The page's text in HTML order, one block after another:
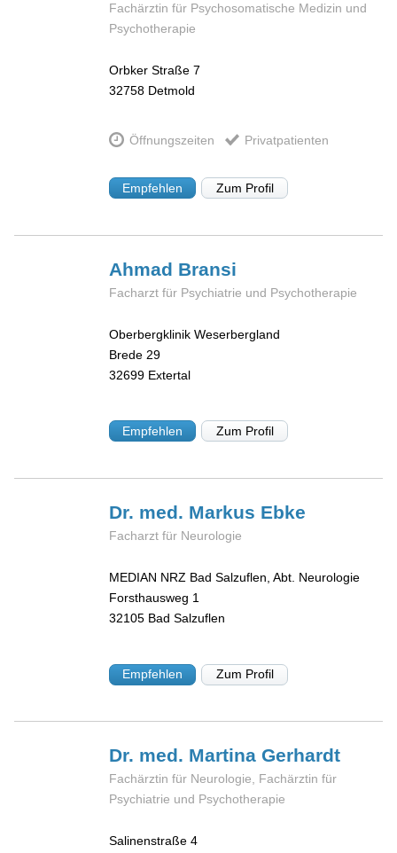
Fachärztin für Psychosomatische Medizin und
Psychotherapie
Orbker Straße 7
32758 Detmold
Öffnungszeiten Privatpatienten
Empfehlen Zum Profil
Ahmad Bransi
Facharzt für Psychiatrie und Psychotherapie
Oberbergklinik Weserbergland
Brede 29
32699 Extertal
Empfehlen Zum Profil
Dr. med. Markus Ebke
Facharzt für Neurologie
MEDIAN NRZ Bad Salzuflen, Abt. Neurologie
Forsthausweg 1
32105 Bad Salzuflen
Empfehlen Zum Profil
Dr. med. MartinaGerhardt
Fachärztin für Neurologie, Fachärztin für
Psychiatrie und Psychotherapie
Salinenstraße 4